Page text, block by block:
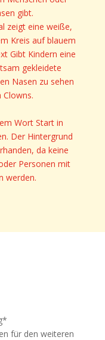
*
für den weiteren